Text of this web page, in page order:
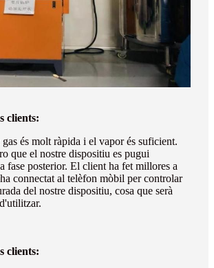
clients:
és molt ràpida i el vapor és suficient.
que el nostre dispositiu es pugui
fase posterior. El client ha fet millores a
connectat al telèfon mòbil per controlar
del nostre dispositiu, cosa que serà
clients: